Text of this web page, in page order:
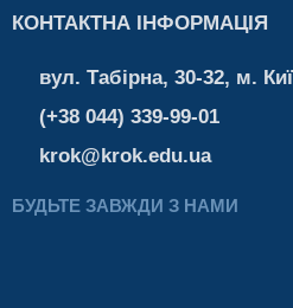
КОНТАКТНА ІНФОРМАЦІЯ
вул. Табірна, 30-32, м.
(+38 044) 339-99-01
krok@krok.edu.ua
БУДЬТЕ ЗАВЖДИ З НАМИ